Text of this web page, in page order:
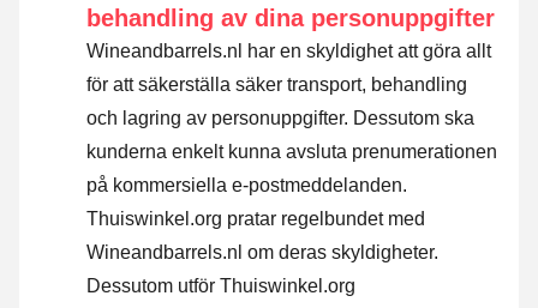
behandling av dina personuppgifter
Wineandbarrels.nl har en skyldighet att göra allt
för att säkerställa säker transport, behandling
och lagring av personuppgifter. Dessutom ska
kunderna enkelt kunna avsluta prenumerationen
på kommersiella e-postmeddelanden.
Thuiswinkel.org pratar regelbundet med
Wineandbarrels.nl om deras skyldigheter.
Dessutom utför Thuiswinkel.org